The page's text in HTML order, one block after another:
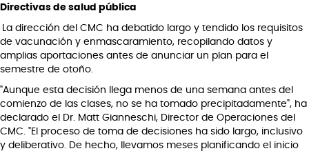
Directivas de salud pública
La dirección del CMC ha debatido largo y tendido los requisitos
de vacunación y enmascaramiento, recopilando datos y
amplias aportaciones antes de anunciar un plan para el
semestre de otoño.
"Aunque esta decisión llega menos de una semana antes del
comienzo de las clases, no se ha tomado precipitadamente", ha
declarado el Dr. Matt Gianneschi, Director de Operaciones del
CMC. "El proceso de toma de decisiones ha sido largo, inclusivo
y deliberativo. De hecho, llevamos meses planificando el inicio